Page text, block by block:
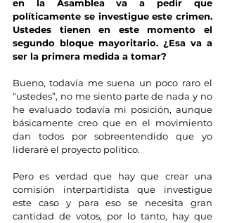
en la Asamblea va a pedir que
políticamente se investigue este crimen.
Ustedes tienen en este momento el
segundo bloque mayoritario. ¿Esa va a
ser la primera medida a tomar?
Bueno, todavía me suena un poco raro el
“ustedes”, no me siento parte de nada y no
he evaluado todavía mi posición, aunque
básicamente creo que en el movimiento
dan todos por sobreentendido que yo
lideraré el proyecto político.
Pero es verdad que hay que crear una
comisión interpartidista que investigue
este caso y para eso se necesita gran
cantidad de votos, por lo tanto, hay que